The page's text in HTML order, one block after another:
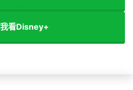
看Disney+